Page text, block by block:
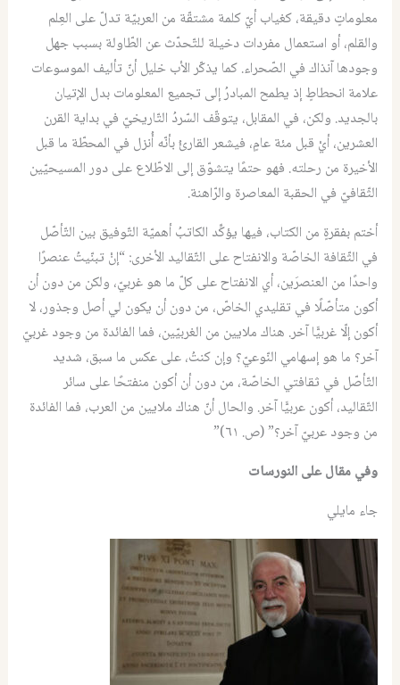
معلوماتٍ دقيقة، كغياب أيّ كلمة مشتقّة من العربيّة تدلّ على العِلم
والقلم، أو استعمال مفردات دخيلة للتّحدّث عن الطّاولة بسبب جهل
وجودها آنذاك في الصّحراء. كما يذكّر الأب خليل أنّ تأليف الموسوعات
علامة انحطاطٍ إذ يطمح المبادرُ إلى تجميع المعلومات بدل الإتيان
بالجديد. ولكن، في المقابل، يتوقّف السّردُ التّاريخيّ في بداية القرن
العشرين، أيْ قبل مئة عامٍ، فيشعر القارئُ بأنّه أُنزل في المحطّة ما قبل
الأخيرة من رحلته. فهو حتمًا يتشوّق إلى الاطّلاع على دور المسيحيّين
الثّقافيّ في الحقبة المعاصرة والرّاهنة.
أختم بفقرةٍ من الكتاب، فيها يؤكِّد الكاتبُ أهميّة التّوفيق بين التّأصّل
في الثّقافة الخاصّة والانفتاح على التّقاليد الأخرى: “إنْ تبنّيتُ عنصرًا
واحدًا من العنصرَين، أي الانفتاح على كلّ ما هو غربيّ، ولكن من دون أن
أكون متأصّلًا في تقليدي الخاصّ، من دون أن يكون لي أصل وجذور، لا
أكون إلّا غربيًّا آخر. هناك ملايين من الغربيّين، فما الفائدة من وجود غربيّ
آخر؟ ما هو إسهامي النّوعيّ؟ وإن كنتُ، على عكس ما سبق، شديد
التّأصّل في ثقافتي الخاصّة، من دون أن أكون منفتحًا على سائر
التّقاليد، أكون عربيًّا آخر. والحال أنّ هناك ملايين من العرب، فما الفائدة
من وجود عربيّ آخر؟” (ص. ٦١)”
وفي مقال على النورسات
جاء مايلي